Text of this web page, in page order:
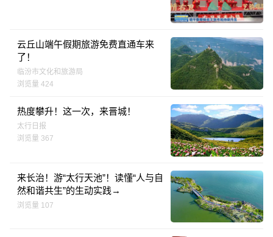
云丘山端午假期旅游免费直通车来
了！
临汾市文化和旅游局
浏览量 424
热度攀升！这一次，来晋城！
太行日报
浏览量 367
来长治！游“太行天池”！读懂“人与自
然和谐共生”的生动实践→
浏览量 107